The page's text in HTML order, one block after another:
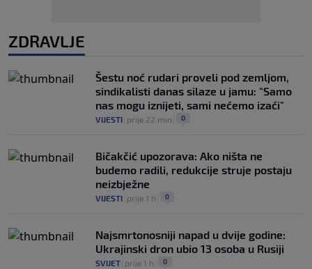
ZDRAVLJE
Šestu noć rudari proveli pod zemljom,
sindikalisti danas silaze u jamu: "Samo
nas mogu iznijeti, sami nećemo izaći"
VIJESTI prije 22 min 0
Bičakčić upozorava: Ako ništa ne
budemo radili, redukcije struje postaju
neizbježne
VIJESTI prije 1 h 0
Najsmrtonosniji napad u dvije godine:
Ukrajinski dron ubio 13 osoba u Rusiji
SVIJET prije 1 h 0